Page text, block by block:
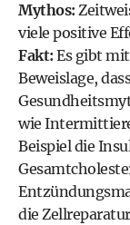
Mythos:
viele positive
Fakt: Es gibt
Beweislage,
wie
Beispiel die
die